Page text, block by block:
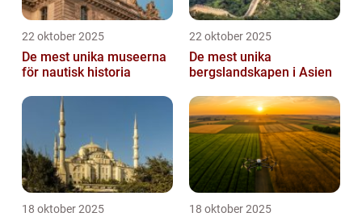
22 oktober 2025
De mest unika museerna
för nautisk historia
22 oktober 2025
De mest unika
bergslandskapen i Asien
18 oktober 2025 18 oktober 2025